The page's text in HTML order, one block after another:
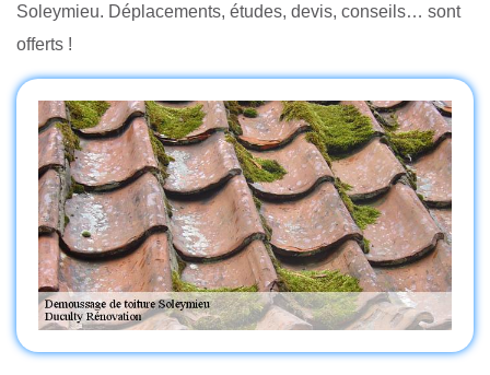
Soleymieu. Déplacements, études, devis, conseils… sont
offerts !